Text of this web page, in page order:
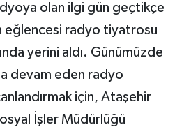
olan ilgi gün geçtikçe
eğlencesi radyo tiyatrosu
yerini aldı. Günümüzde
devam eden radyo
için, Ataşehir
İşler Müdürlüğü